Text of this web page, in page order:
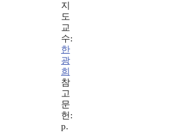
지
도
교
수:
한
광
희
참
고
문
헌:
p.